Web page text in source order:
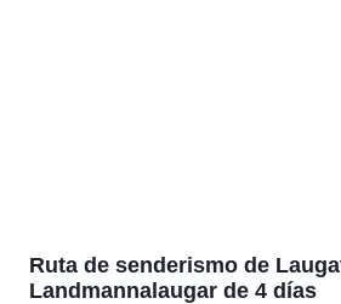
Ruta de senderismo de
Landmannalaugar de 4 días